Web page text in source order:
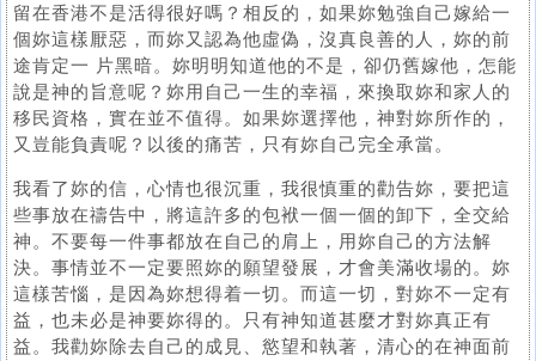
留在香港不是活得很好嗎？相反的，如果妳勉強自己嫁給一
個妳這樣厭惡，而妳又認為他虛偽，沒真良善的人，妳的前
途肯定一 片黑暗。妳明明知道他的不是，卻仍舊嫁他，怎能
說是神的旨意呢？妳用自己一生的幸福，來換取妳和家人的
移民資格，實在並不值得。如果妳選擇他，神對妳所作的，
又豈能負責呢？以後的痛苦，只有妳自己完全承當。
我看了妳的信，心情也很沉重，我很慎重的勸告妳，要把這
些事放在禱告中，將這許多的包袱一個一個的卸下，全交給
神。不要每一件事都放在自己的肩上，用妳自己的方法解
決。事情並不一定要照妳的願望發展，才會美滿收場的。妳
這樣苦惱，是因為妳想得着一切。而這一切，對妳不一定有
益，也未必是神要妳得的。只有神知道甚麼才對妳真正有
益。我勸妳除去自己的成見、慾望和執著，清心的在神面前